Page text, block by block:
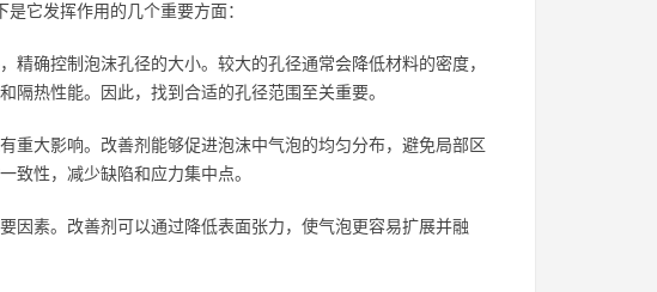
它发挥作用的几个重要方面：
精确控制泡沫孔径的大小。较大的孔径通常会降低材料的密度，
热性能。因此，找到合适的孔径范围至关重要。
重大影响。改善剂能够促进泡沫中气泡的均匀分布，避免局部区
致性，减少缺陷和应力集中点。
因素。改善剂可以通过降低表面张力，使气泡更容易扩展并融